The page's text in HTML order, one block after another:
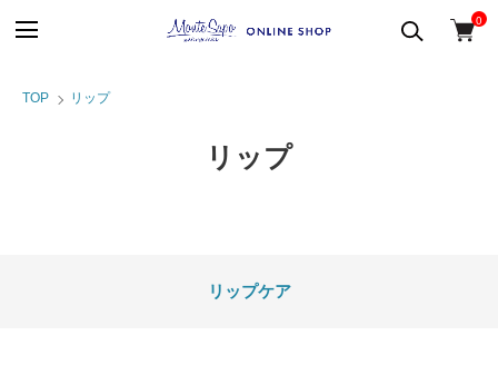
0
TOP リップ
リップ
リップケア